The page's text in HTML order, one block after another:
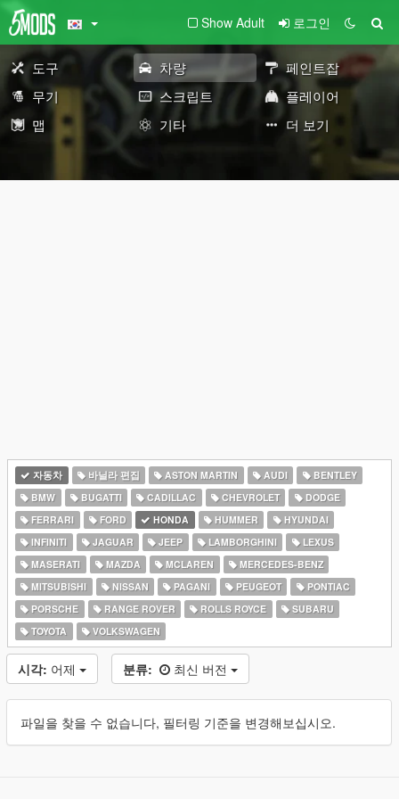
Show Adult 로그인
도구 차량
페인트잡
무기
스크립트
플레이어
맵
기타 더 보기
자동차 바닐라 편집 ASTON MARTIN AUDI
BENTLEY
BMW
BUGATTI CADILLAC CHEVROLET
DODGE
FERRARI
FORD HONDA HUMMER
HYUNDAI
INFINITI
JAGUAR JEEP LAMBORGHINI
LEXUS
MASERATI
MAZDA MCLAREN
MERCEDES-BENZ
MITSUBISHI
NISSAN PAGANI PEUGEOT
PONTIAC
PORSCHE
RANGE ROVER ROLLS ROYCE
SUBARU
TOYOTA
VOLKSWAGEN
시각: 어제 분류: 최신 버전
파일을 찾을 수 없습니다, 필터링 기준을 변경해보십시오.